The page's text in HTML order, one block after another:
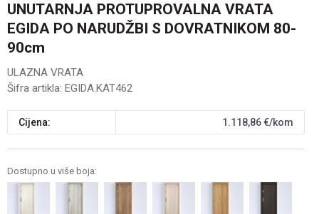
UNUTARNJA PROTUPROVALNA VRATA
EGIDA PO NARUDŽBI S DOVRATNIKOM 80-
90cm
ULAZNA VRATA
Šifra artikla: EGIDA.KAT462
Cijena: 1.118,86€/kom
Dostupno u više boja: